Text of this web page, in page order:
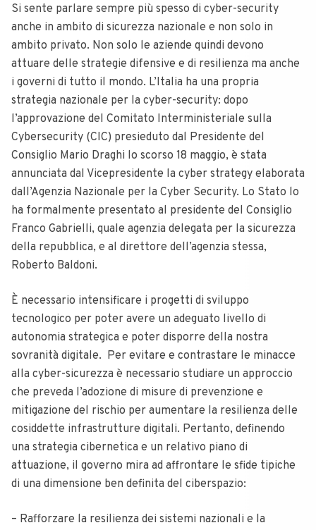
Si sente parlare sempre più spesso di cyber-security
anche in ambito di sicurezza nazionale e non solo in
ambito privato. Non solo le aziende quindi devono
attuare delle strategie difensive e di resilienza ma anche
i governi di tutto il mondo. L’Italia ha una propria
strategia nazionale per la cyber-security: dopo
l’approvazione del Comitato Interministeriale sulla
Cybersecurity (CIC) presieduto dal Presidente del
Consiglio Mario Draghi lo scorso 18 maggio, è stata
annunciata dal Vicepresidente la cyber strategy elaborata
dall’Agenzia Nazionale per la Cyber ​​Security. Lo Stato lo
ha formalmente presentato al presidente del Consiglio
Franco Gabrielli, quale agenzia delegata per la sicurezza
della repubblica, e al direttore dell’agenzia stessa,
Roberto Baldoni.
È necessario intensificare i progetti di sviluppo
tecnologico per poter avere un adeguato livello di
autonomia strategica e poter disporre della nostra
sovranità digitale. Per evitare e contrastare le minacce
alla cyber-sicurezza è necessario studiare un approccio
che preveda l’adozione di misure di prevenzione e
mitigazione del rischio per aumentare la resilienza delle
cosiddette infrastrutture digitali. Pertanto, definendo
una strategia cibernetica e un relativo piano di
attuazione, il governo mira ad affrontare le sfide tipiche
di una dimensione ben definita del ciberspazio:
– Rafforzare la resilienza dei sistemi nazionali e la